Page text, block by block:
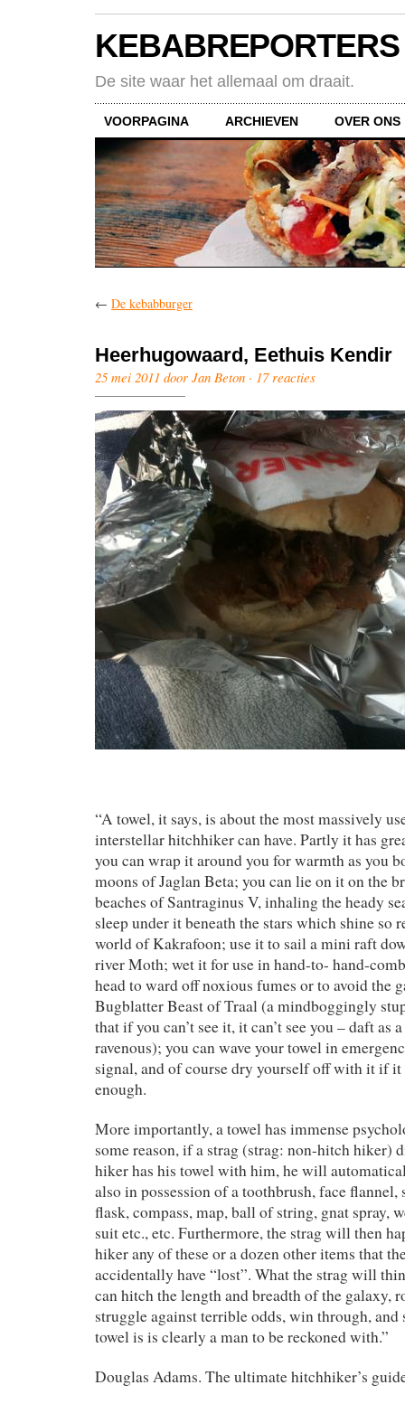
KEBABREPORTERS
De site waar het allemaal om draait.
VOORPAGINA ARCHIEVEN OVER ONS
← De kebabburger
Heerhugowaard, Eethuis Kendir
25 mei 2011 door Jan Beton · 17 reacties
“A towel, it says, is about the most massively
interstellar hitchhiker can have. Partly it has
you can wrap it around you for warmth as you
moons of Jaglan Beta; you can lie on it on the
beaches of Santraginus V, inhaling the heady
sleep under it beneath the stars which shine so
world of Kakrafoon; use it to sail a mini raft
river Moth; wet it for use in hand-to- hand-
head to ward off noxious fumes or to avoid the
Bugblatter Beast of Traal (a mindboggingly
that if you can’t see it, it can’t see you – daft as
ravenous); you can wave your towel in
signal, and of course dry yourself off with it if it
enough.
More importantly, a towel has immense
some reason, if a strag (strag: non-hitch hiker)
hiker has his towel with him, he will
also in possession of a toothbrush, face
flask, compass, map, ball of string, gnat spray,
suit etc., etc. Furthermore, the strag will then
hiker any of these or a dozen other items that
accidentally have “lost”. What the strag will
can hitch the length and breadth of the galaxy,
struggle against terrible odds, win through,
towel is is clearly a man to be reckoned with.”
Douglas Adams. The ultimate hitchhiker’s